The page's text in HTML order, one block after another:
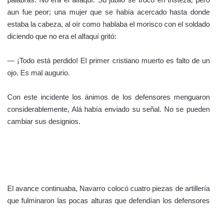
naval española
Así, se fueron desordenando las filas españolas en persecución
Armada
. Cañonazos de los más afortunados de la historia naval
de nuestros reinos, todos hicieron blanco, y cada uno destrozó
costeras. Esto facilitó el desembarco de las tropas por el flanco
marino y comenzó el asalto de la ciudad.